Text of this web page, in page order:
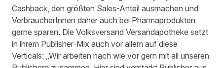
Cashback, den größten Sales-Anteil ausmachen und
VerbraucherInnen daher auch bei Pharmaprodukten
gerne sparen. Die Volksversand Versandapotheke setzt
in ihrem Publisher-Mix auch vor allem auf diese
Verticals: „Wir arbeiten nach wie vor gern mit all unseren